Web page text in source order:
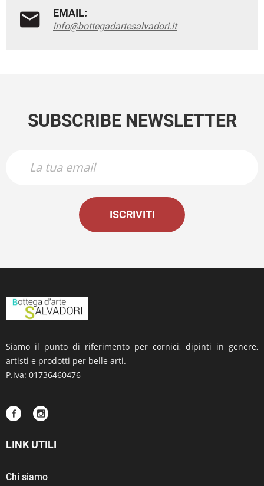
EMAIL:
info@bottegadartesalvadori.it
SUBSCRIBE NEWSLETTER
ISCRIVITI
Siamo il punto di riferimento per cornici, dipinti in genere,
artisti e prodotti per belle arti.
P.iva: 01736460476
LINK UTILI
Chi siamo